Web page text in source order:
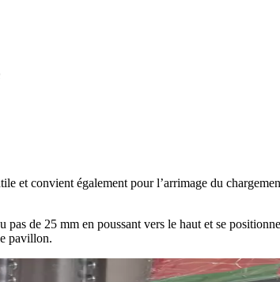
et convient également pour l’arrimage du
de 25 mm en poussant vers le haut et se
pavillon.